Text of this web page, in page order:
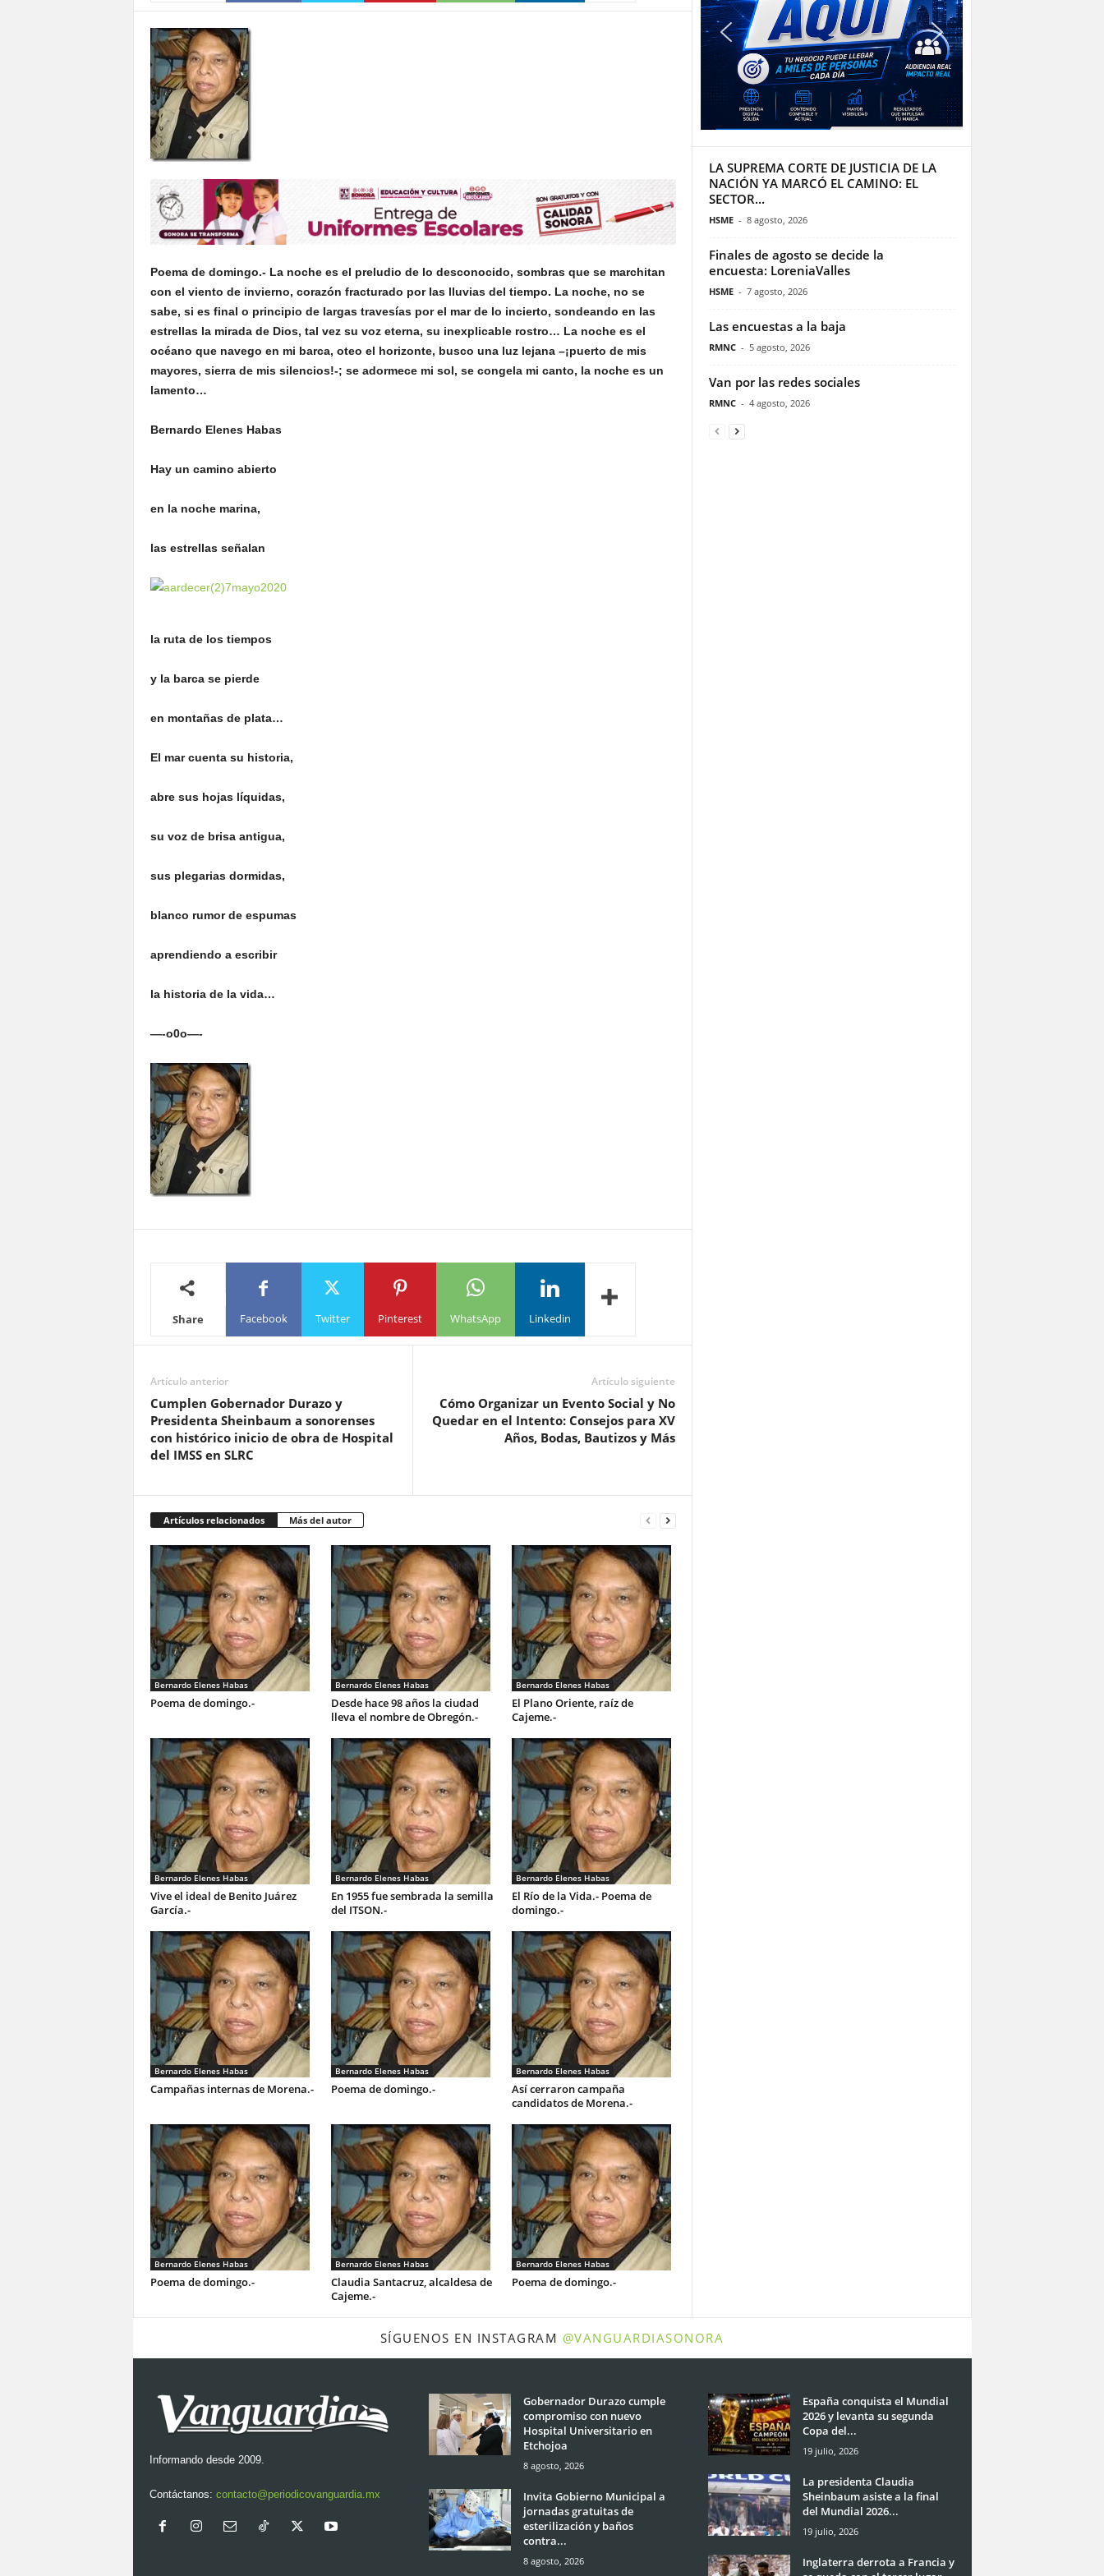
Poema de domingo.- La noche es el preludio de lo desconocido, sombras que se marchitan
con el viento de invierno, corazón fracturado por las lluvias del tiempo. La noche, no se
sabe, si es final o principio de largas travesías por el mar de lo incierto, sondeando en las
estrellas la mirada de Dios, tal vez su voz eterna, su inexplicable rostro… La noche es el
océano que navego en mi barca, oteo el horizonte, busco una luz lejana –¡puerto de mis
mayores, sierra de mis silencios!-; se adormece mi sol, se congela mi canto, la noche es un
lamento…
Bernardo Elenes Habas
Hay un camino abierto
en la noche marina,
las estrellas señalan
la ruta de los tiempos
y la barca se pierde
en montañas de plata…
El mar cuenta su historia,
abre sus hojas líquidas,
su voz de brisa antigua,
sus plegarias dormidas,
blanco rumor de espumas
aprendiendo a escribir
la historia de la vida…
—-o0o—-
Share Facebook Twitter Pinterest WhatsApp Linkedin
Artículo anterior
Cumplen Gobernador Durazo y
Presidenta Sheinbaum a sonorenses
con histórico inicio de obra de Hospital
del IMSS en SLRC
Artículo siguiente
Cómo Organizar un Evento Social y No
Quedar en el Intento: Consejos para XV
Años, Bodas, Bautizos y Más
Artículos relacionados Más del autor
Bernardo Elenes Habas
Poema de domingo.-
Bernardo Elenes Habas
Desde hace 98 años la ciudad
lleva el nombre de Obregón.-
Bernardo Elenes Habas
El Plano Oriente, raíz de
Cajeme.-
Bernardo Elenes Habas
Vive el ideal de Benito Juárez
García.-
Bernardo Elenes Habas
En 1955 fue sembrada la semilla
del ITSON.-
Bernardo Elenes Habas
El Río de la Vida.- Poema de
domingo.-
Bernardo Elenes Habas
Campañas internas de Morena.-
Bernardo Elenes Habas
Poema de domingo.-
Bernardo Elenes Habas
Así cerraron campaña
candidatos de Morena.-
Bernardo Elenes Habas
Poema de domingo.-
Bernardo Elenes Habas
Claudia Santacruz, alcaldesa de
Cajeme.-
Bernardo Elenes Habas
Poema de domingo.-
LA SUPREMA CORTE DE JUSTICIA DE LA
NACIÓN YA MARCÓ EL CAMINO: EL
SECTOR...
HSME - 8 agosto, 2026
Finales de agosto se decide la
encuesta: LoreniaValles
HSME - 7 agosto, 2026
Las encuestas a la baja
RMNC - 5 agosto, 2026
Van por las redes sociales
RMNC - 4 agosto, 2026
SÍGUENOS EN INSTAGRAM @VANGUARDIASONORA
Informando desde 2009.
Contáctanos: contacto@periodicovanguardia.mx
Gobernador Durazo cumple
compromiso con nuevo
Hospital Universitario en
Etchojoa
8 agosto, 2026
Invita Gobierno Municipal a
jornadas gratuitas de
esterilización y baños
contra...
8 agosto, 2026
España conquista el Mundial
2026 y levanta su segunda
Copa del...
19 julio, 2026
La presidenta Claudia
Sheinbaum asiste a la final
del Mundial 2026...
19 julio, 2026
Inglaterra derrota a Francia y